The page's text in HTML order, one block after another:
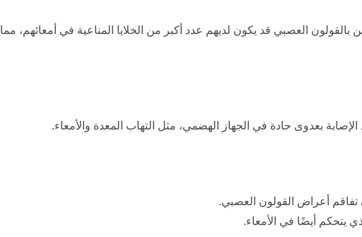
العصبي قد يكون لديهم عدد أكبر من الخلايا المناعية في أمعائهم، مما
الإصابة بعدوى حادة في الجهاز الهضمي، مثل التهاب المعدة والأمعاء.
تفاقم أعراض القولون العصبي.
يتحكم أيضًا في الأمعاء.